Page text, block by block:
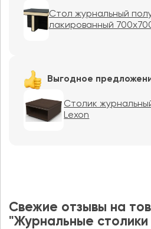
Стол журнальный
лакированный
Выгодное
Столик
Lexon
Свежие отзывы на
"Журнальные